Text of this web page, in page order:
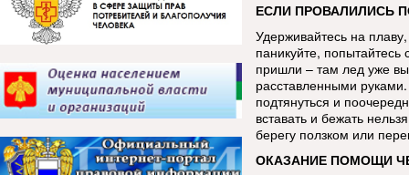
ЕСЛИ ПРОВАЛИЛИСЬ
Удерживайтесь на
паникуйте,
пришли – там лед уже
расставленными
подтянуться и
вставать и бежать
берегу ползком или
ОКАЗАНИЕ ПОМОЩИ